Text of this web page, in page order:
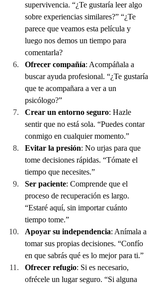
supervivencia. “¿Te gustaría leer algo
sobre experiencias similares?” “¿Te
parece que veamos esta película y
luego nos demos un tiempo para
comentarla?
Ofrecer compañía: Acompáñala a
buscar ayuda profesional. “¿Te gustaría
que te acompañara a ver a un
psicólogo?”
Crear un entorno seguro: Hazle
sentir que no está sola. “Puedes contar
conmigo en cualquier momento.”
Evitar la presión: No urjas para que
tome decisiones rápidas. “Tómate el
tiempo que necesites.”
Ser paciente: Comprende que el
proceso de recuperación es largo.
“Estaré aquí, sin importar cuánto
tiempo tome.”
Apoyar su independencia: Anímala a
tomar sus propias decisiones. “Confío
en que sabrás qué es lo mejor para ti.”
Ofrecer refugio: Si es necesario,
ofrécele un lugar seguro. “Si alguna